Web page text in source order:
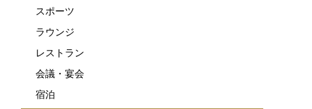
スポーツ
ラウンジ
レストラン
会議・宴会
宿泊